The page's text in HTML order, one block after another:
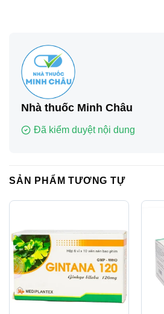
Nhà thuốc Minh Châu
Đã kiểm duyệt nội dung
SẢN PHẨM TƯƠNG TỰ